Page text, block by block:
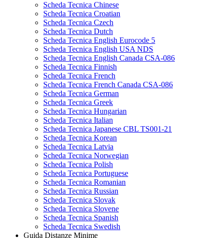
Scheda Tecnica Chinese
Scheda Tecnica Croatian
Scheda Tecnica Czech
Scheda Tecnica Dutch
Scheda Tecnica English Eurocode 5
Scheda Tecnica English USA NDS
Scheda Tecnica English Canada CSA-086
Scheda Tecnica Finnish
Scheda Tecnica French
Scheda Tecnica French Canada CSA-086
Scheda Tecnica German
Scheda Tecnica Greek
Scheda Tecnica Hungarian
Scheda Tecnica Italian
Scheda Tecnica Japanese CBL TS001-21
Scheda Tecnica Korean
Scheda Tecnica Latvia
Scheda Tecnica Norwegian
Scheda Tecnica Polish
Scheda Tecnica Portuguese
Scheda Tecnica Romanian
Scheda Tecnica Russian
Scheda Tecnica Slovak
Scheda Tecnica Slovene
Scheda Tecnica Spanish
Scheda Tecnica Swedish
Guida Distanze Minime